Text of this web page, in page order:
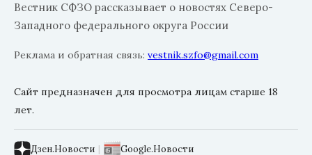
Вестник СФЗО рассказывает о новостях Северо-
Западного федерального округа России
Реклама и обратная связь: vestnik.szfo@gmail.com
Сайт предназначен для просмотра лицам старше 18
лет.
Дзен.Новости | Google.Новости